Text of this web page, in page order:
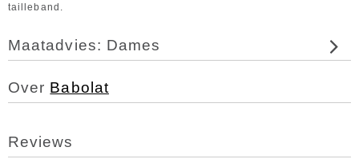
tailleband.
Maatadvies: Dames
Over Babolat
Reviews